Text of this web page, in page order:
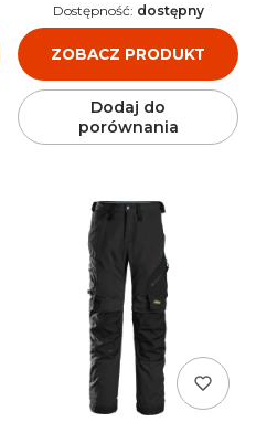
ZOBACZ PRODUKT
Dostępność: dostępny
Dodaj do
porównania